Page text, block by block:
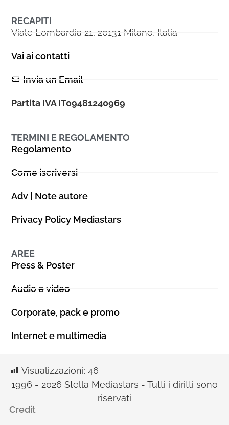
RECAPITI
Viale Lombardia 21, 20131 Milano, Italia
Vai ai contatti
Invia un Email
Partita IVA IT09481240969
TERMINI E REGOLAMENTO
Regolamento
Come iscriversi
Adv | Note autore
Privacy Policy Mediastars
AREE
Press & Poster
Audio e video
Corporate, pack e promo
Internet e multimedia
Visualizzazioni: 46
1996 - 2026 Stella Mediastars - Tutti i diritti sono
riservati
Credit